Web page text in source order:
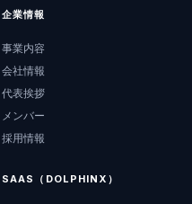
企業情報
事業内容
会社情報
代表挨拶
メンバー
採用情報
SAAS（DOLPHINX）